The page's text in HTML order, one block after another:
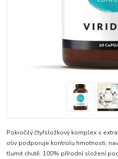
Pokročilý čtyřsložkový komplex s
oliv podporuje kontrolu hmotnosti,
tlumit chutě. 100% přírodní složení